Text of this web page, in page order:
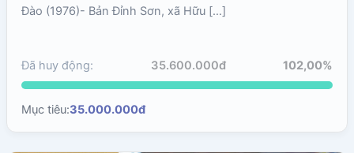
Đào (1976)- Bản Đỉnh Sơn, xã Hữu […]
Đã huy động: 35.600.000đ 102,00%
Mục tiêu:35.000.000đ